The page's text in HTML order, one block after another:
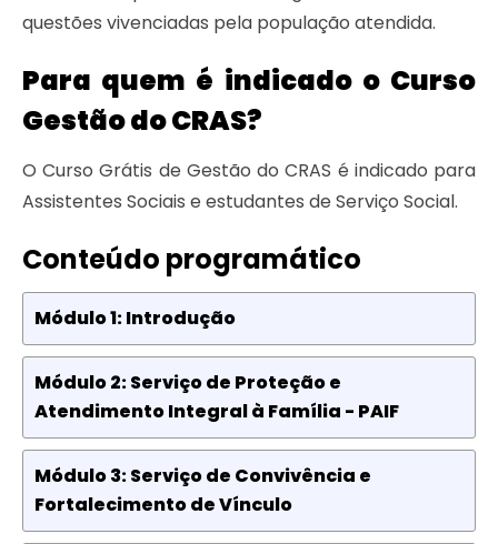
questões vivenciadas pela população atendida.
Para quem é indicado o Curso
Gestão do CRAS?
O Curso Grátis de Gestão do CRAS é indicado para
Assistentes Sociais e estudantes de Serviço Social.
Conteúdo programático
Módulo 1: Introdução
Módulo 2: Serviço de Proteção e
Atendimento Integral à Família - PAIF
Módulo 3: Serviço de Convivência e
Fortalecimento de Vínculo